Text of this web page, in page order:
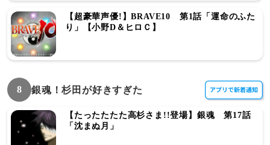
【超豪華声優!】BRAVE10 第1話「運命のふた
り」【小野D＆ヒロＣ】
8 銀魂！杉田が好きすぎた
【たったたたた高杉さま!!登場】銀魂 第17話
「沈まぬ月」